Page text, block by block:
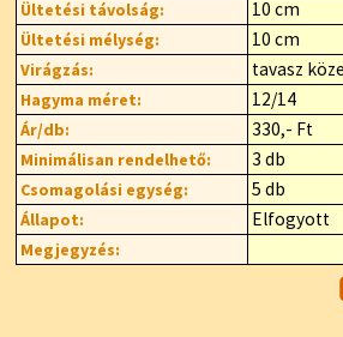
Ültetési távolság: 10 cm
Ültetési mélység: 10 cm
Virágzás: tavasz
Hagyma méret: 12/14
Ár/db: 330,- Ft
Minimálisan rendelhető: 3 db
Csomagolási egység: 5 db
Állapot: Elfogyott
Megjegyzés: